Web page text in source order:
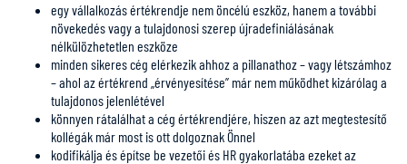
egy vállalkozás értékrendje nem öncélú eszköz, hanem a további
növekedés vagy a tulajdonosi szerep újradefiniálásának
nélkülözhetetlen eszköze
minden sikeres cég elérkezik ahhoz a pillanathoz – vagy létszámhoz
– ahol az értékrend „érvényesítése” már nem működhet kizárólag a
tulajdonos jelenlétével
könnyen rátalálhat a cég értékrendjére, hiszen az azt megtestesítő
kollégák már most is ott dolgoznak Önnel
kodifikálja és építse be vezetői és HR gyakorlatába ezeket az